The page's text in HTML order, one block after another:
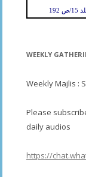
WEEKLY
Weekly Majlis :
Please
daily audios
https://